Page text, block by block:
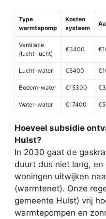
Type
warmtepomp
Kosten
systeem
Ventilatie
(lucht-lucht)
€3400
Lucht-water €5400
Bodem-water €15300
Water-water €17400
Hoeveel subsidie
Hulst?
In 2030 gaat de
duurt dus niet lang, en
woningen uitwijken
(warmtenet). Onze
gemeente Hulst) vrij
warmtepompen en